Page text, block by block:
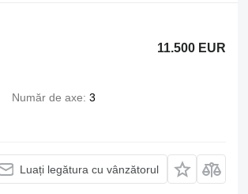
11.500 EUR
Număr de axe 3
Luați legătura cu vânzătorul